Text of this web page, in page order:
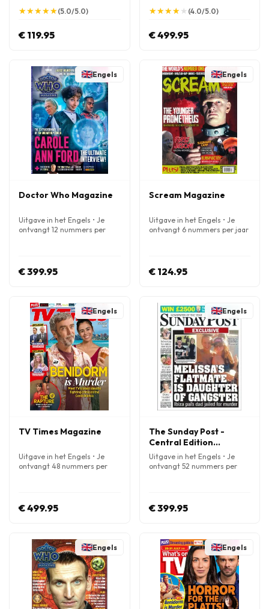
★
★★
★★
★★
★★
★(5.0/5.0)
€ 119.95
★
★★
★★
★★
★★
★ (4.0/5.0)
€ 499.95
Engels
Doctor Who Magazine
Uitgave in het Engels • Je
ontvangt 12 nummers per
€ 399.95
Engels
Scream Magazine
Uitgave in het Engels • Je
ontvangt 6 nummers per jaar
€ 124.95
Engels
TV Times Magazine
Uitgave in het Engels • Je
ontvangt 48 nummers per
€ 499.95
Engels
The Sunday Post -
Central Edition
Magazine
Uitgave in het Engels • Je
ontvangt 52 nummers per
€ 399.95
Engels Engels